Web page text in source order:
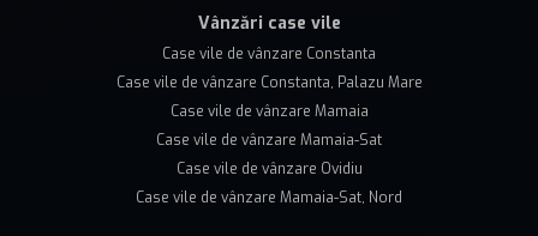
Vânzări case vile
Case vile de vânzare Constanta
Case vile de vânzare Constanta, Palazu Mare
Case vile de vânzare Mamaia
Case vile de vânzare Mamaia-Sat
Case vile de vânzare Ovidiu
Case vile de vânzare Mamaia-Sat, Nord